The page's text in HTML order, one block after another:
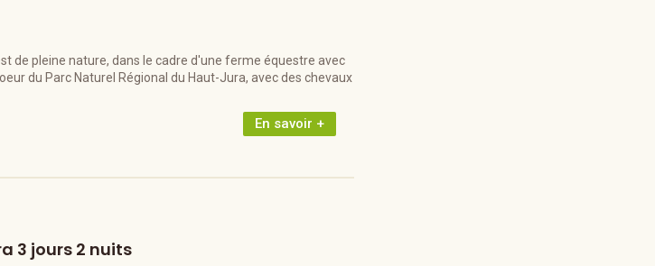
de pleine nature, dans le cadre d'une ferme équestre avec
du Parc Naturel Régional du Haut-Jura, avec des chevaux
En savoir +
3 jours 2 nuits